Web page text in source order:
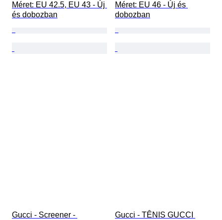
Méret: EU 42.5, EU 43 - Új
és dobozban
Méret: EU 46 - Új és
dobozban
Gucci - Screener -
Gucci - TÊNIS GUCCI